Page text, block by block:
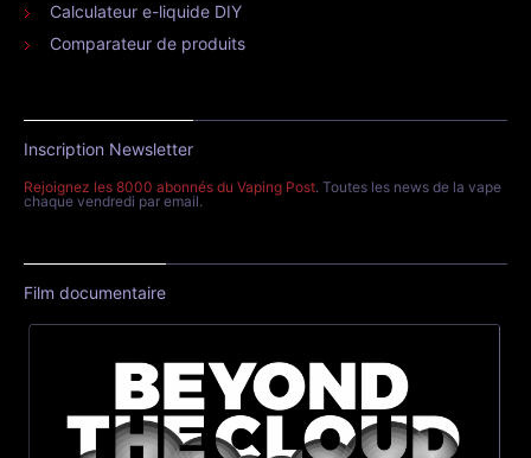
Calculateur e-liquide DIY
Comparateur de produits
Inscription Newsletter
Rejoignez les 8000 abonnés du Vaping Post. Toutes les news de la vape
chaque vendredi par email.
Film documentaire